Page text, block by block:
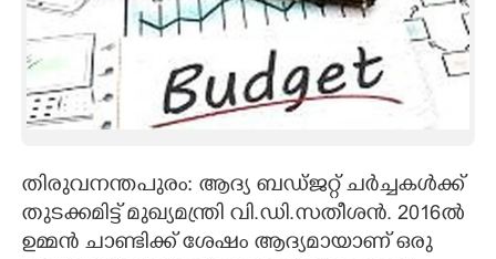
INFO+
ART
CARTOONS
തിരുവനന്തപുരം: ആദ്യ ബഡ്ജറ്റ് ചർച്ചകൾക്ക്
തുടക്കമിട്ട് മുഖ്യമന്ത്രി വി.ഡി.സതീശൻ. 2016ൽ
ഉമ്മൻ ചാണ്ടിക്ക് ശേഷം ആദ്യമായാണ് ഒരു